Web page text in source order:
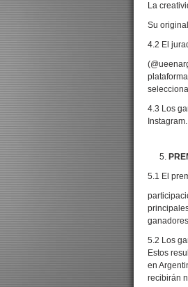
La
Su
4.2 El
4.3 Los
5.1 El
5.2 Los
Estos
en
recibirán